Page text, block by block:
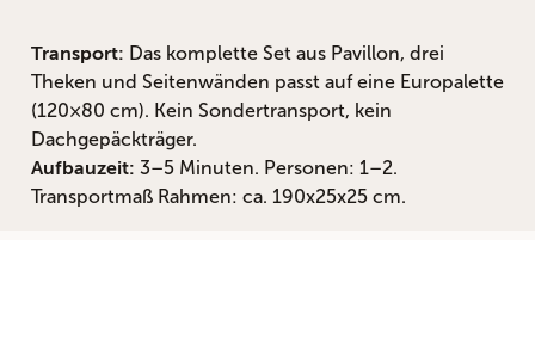
Transport: Das komplette Set aus Pavillon, drei
Theken und Seitenwänden passt auf eine Europalette
(120×80 cm). Kein Sondertransport, kein
Dachgepäckträger.
Aufbauzeit: 3–5 Minuten. Personen: 1–2.
Transportmaß Rahmen: ca. 190x25x25 cm.